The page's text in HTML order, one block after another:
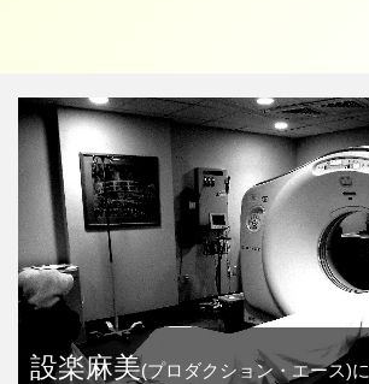
設楽麻美(プロダクション・エース)に